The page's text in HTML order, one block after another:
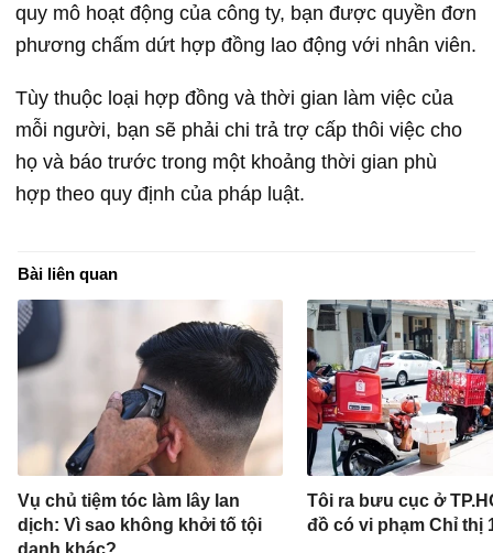
quy mô hoạt động của công ty, bạn được quyền đơn
phương chấm dứt hợp đồng lao động với nhân viên.
Tùy thuộc loại hợp đồng và thời gian làm việc của
mỗi người, bạn sẽ phải chi trả trợ cấp thôi việc cho
họ và báo trước trong một khoảng thời gian phù
hợp theo quy định của pháp luật.
Bài liên quan
Vụ chủ tiệm tóc làm lây lan
dịch: Vì sao không khởi tố tội
Tôi ra bưu cục ở
đồ có vi phạm Chỉ thị